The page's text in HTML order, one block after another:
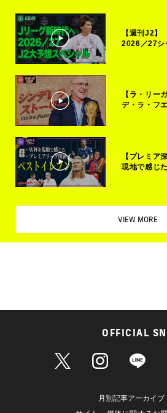
【週刊J2】
2026／27シ
【ラ・リー
デ・ラ・フ
【プレミア
現地で感じ
VIEW MORE
OFFICIAL
月別記事アーカイブ